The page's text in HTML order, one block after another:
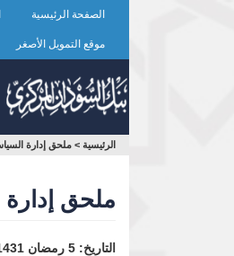
الصفحة الرئيسية
موقع التمويل الأصغر
أنت
الرئيسية > ملحق إدارة السياسات رقم ( 4/2010 ) مبيعات
ملحق إدارة السياسات رقم (
التاريخ: 5 رمضان 1431 هـ